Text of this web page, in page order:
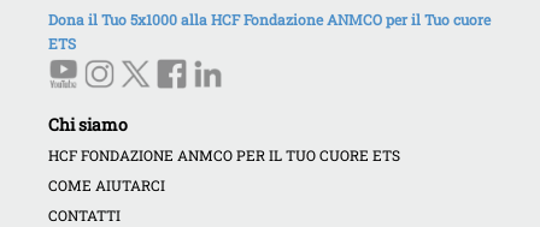
Dona il Tuo 5x1000 alla HCF Fondazione ANMCO per il Tuo cuore
ETS
Chi siamo
HCF FONDAZIONE ANMCO PER IL TUO CUORE ETS
COME AIUTARCI
CONTATTI